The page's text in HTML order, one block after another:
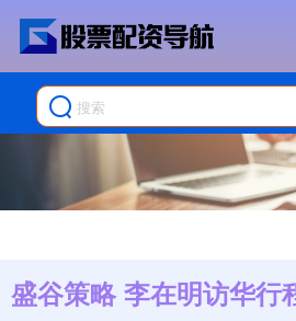
盛谷策略 李在明访华行